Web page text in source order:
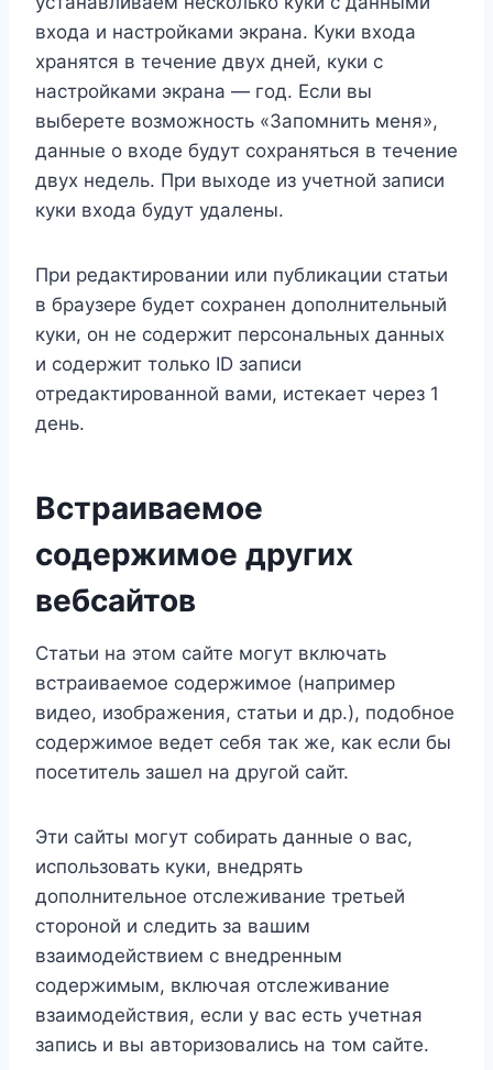
входа и настройками экрана. Куки входа
хранятся в течение двух дней, куки с
настройками экрана — год. Если вы
выберете возможность «Запомнить меня»,
данные о входе будут сохраняться в течение
двух недель. При выходе из учетной записи
куки входа будут удалены.
При редактировании или публикации статьи
в браузере будет сохранен дополнительный
куки, он не содержит персональных данных
и содержит только ID записи
отредактированной вами, истекает через 1
день.
Встраиваемое
содержимое других
вебсайтов
Статьи на этом сайте могут включать
встраиваемое содержимое (например
видео, изображения, статьи и др.), подобное
содержимое ведет себя так же, как если бы
посетитель зашел на другой сайт.
Эти сайты могут собирать данные о вас,
использовать куки, внедрять
дополнительное отслеживание третьей
стороной и следить за вашим
взаимодействием с внедренным
содержимым, включая отслеживание
взаимодействия, если у вас есть учетная
запись и вы авторизовались на том сайте.